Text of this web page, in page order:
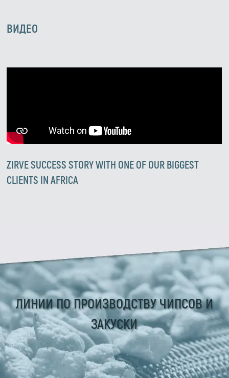
ВИДЕО
ZIRVE SUCCESS STORY WITH ONE OF OUR BIGGEST
CLIENTS IN AFRICA
ЛИНИИ ПО ПРОИЗВОДСТВУ ЧИПСОВ И
ЗАКУСКИ
Мы ответим как можно скорее